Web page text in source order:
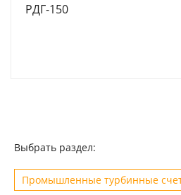
РДГ-150
Выбрать раздел:
Промышленные турбинные